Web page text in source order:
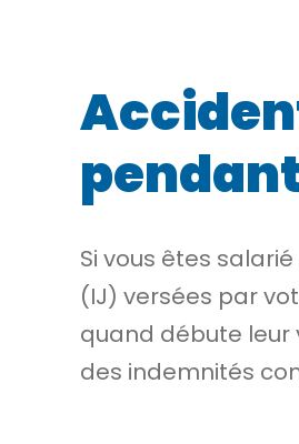
Si vous êtes
(IJ) versées par
quand débute leur
des indemnités